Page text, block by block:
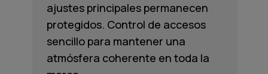
ajustes principales permanecen
protegidos. Control de accesos
sencillo para mantener una
atmósfera coherente en toda la